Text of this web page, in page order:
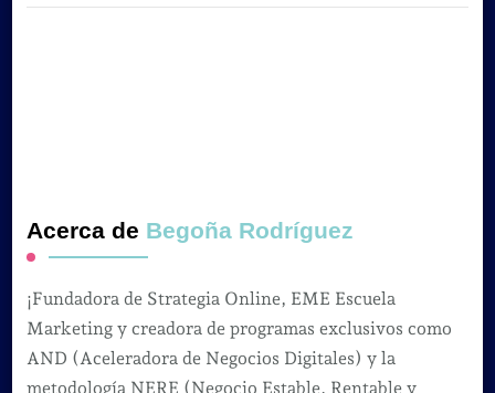
Acerca de Begoña Rodríguez
¡Fundadora de Strategia Online, EME Escuela
Marketing y creadora de programas exclusivos como
AND (Aceleradora de Negocios Digitales) y la
metodología NERE (Negocio Estable, Rentable y